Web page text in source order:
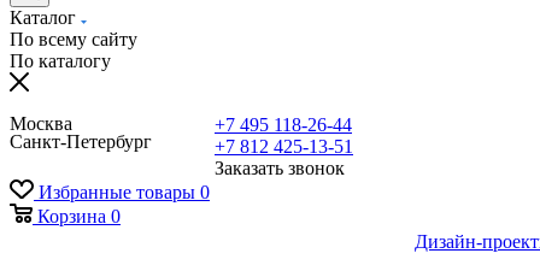
Каталог
По всему сайту
По каталогу
Москва
Санкт-Петербург
+7 495 118-26-44
+7 812 425-13-51
Заказать звонок
Избранные товары 0
Корзина 0
Дизайн-